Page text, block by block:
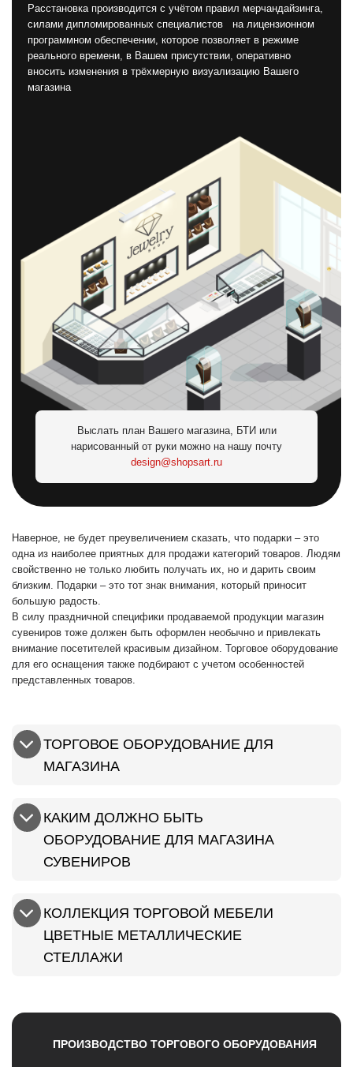
Расстановка производится с учётом правил мерчандайзинга,
силами дипломированных специалистов на лицензионном
программном обеспечении, которое позволяет в режиме
реального времени, в Вашем присутствии, оперативно
вносить изменения в трёхмерную визуализацию Вашего
магазина
Выслать план Вашего магазина, БТИ или
нарисованный от руки можно на нашу почту
design@shopsart.ru
Наверное, не будет преувеличением сказать, что подарки – это
одна из наиболее приятных для продажи категорий товаров. Людям
свойственно не только любить получать их, но и дарить своим
близким. Подарки – это тот знак внимания, который приносит
большую радость.
В силу праздничной специфики продаваемой продукции магазин
сувениров тоже должен быть оформлен необычно и привлекать
внимание посетителей красивым дизайном. Торговое оборудование
для его оснащения также подбирают с учетом особенностей
представленных товаров.
ТОРГОВОЕ ОБОРУДОВАНИЕ ДЛЯ
МАГАЗИНА
КАКИМ ДОЛЖНО БЫТЬ
ОБОРУДОВАНИЕ ДЛЯ МАГАЗИНА
СУВЕНИРОВ
КОЛЛЕКЦИЯ ТОРГОВОЙ МЕБЕЛИ
ЦВЕТНЫЕ МЕТАЛЛИЧЕСКИЕ
СТЕЛЛАЖИ
ПРОИЗВОДСТВО ТОРГОВОГО ОБОРУДОВАНИЯ